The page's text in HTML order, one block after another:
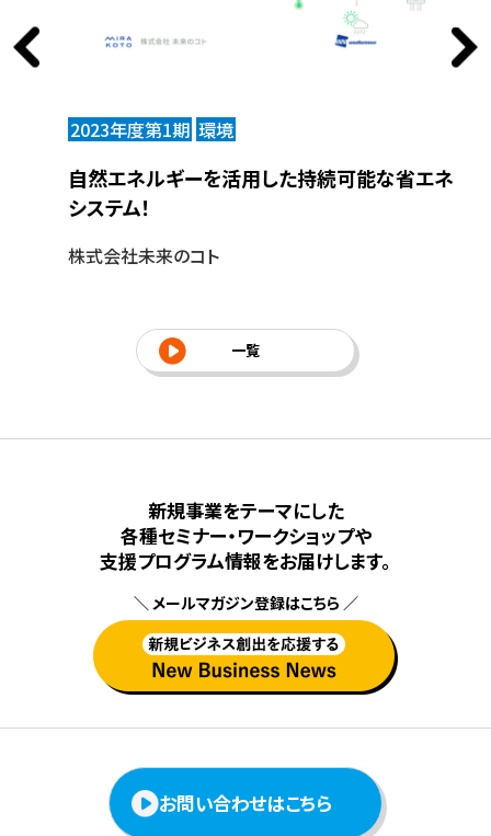
2023年度第1期 環境
自然エネルギーを活用した持続可能な省エネ
システム！
株式会社未来のコト
一覧
新規事業をテーマにした
各種セミナー・ワークショップや
⽀援プログラム情報をお届けします。
＼ メールマガジン登録はこちら ／
お問い合わせはこちら